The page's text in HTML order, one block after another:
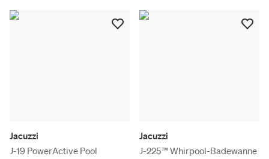
Jacuzzi
J-19 PowerActive Pool
Jacuzzi
J-225™ Whirpool-Badewanne